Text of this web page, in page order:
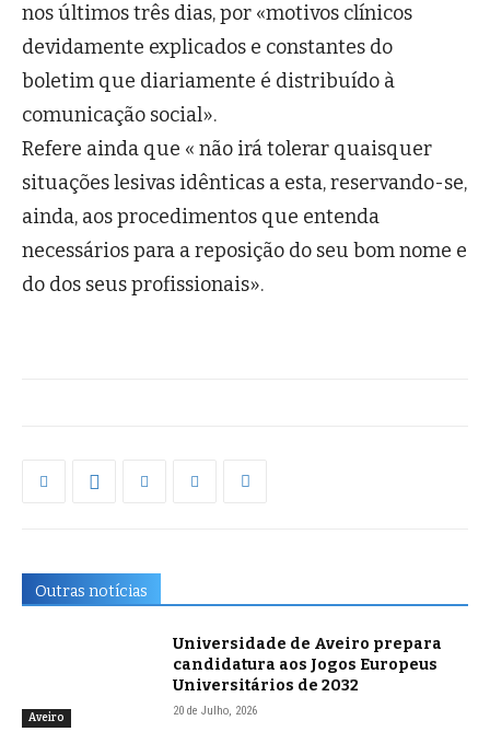
nos últimos três dias, por «motivos clínicos
devidamente explicados e constantes do
boletim que diariamente é distribuído à
comunicação social».
Refere ainda que « não irá tolerar quaisquer
situações lesivas idênticas a esta, reservando-se,
ainda, aos procedimentos que entenda
necessários para a reposição do seu bom nome e
do dos seus profissionais».
Outras notícias
Aveiro
Universidade de Aveiro prepara
candidatura aos Jogos Europeus
Universitários de 2032
20 de Julho, 2026